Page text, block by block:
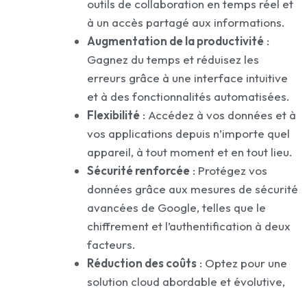
outils de collaboration en temps réel et
à un accès partagé aux informations.
Augmentation de la productivité:
Gagnez du temps et réduisez les
erreurs grâce à une interface intuitive
et à des fonctionnalités automatisées.
Flexibilité: Accédez à vos données et à
vos applications depuis n’importe quel
appareil, à tout moment et en tout lieu.
Sécurité renforcée: Protégez vos
données grâce aux mesures de sécurité
avancées de Google, telles que le
chiffrement et l’authentification à deux
facteurs.
Réduction des coûts: Optez pour une
solution cloud abordable et évolutive,